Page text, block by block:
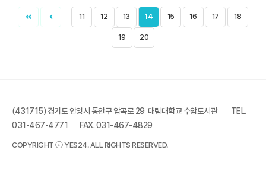
11 12 13 14 15 16 17 18
19 20
(431715) 경기도 안양시 동안구 암곡로 29 대림대학교 수암도서관
TEL.
031-467-4771
FAX. 031-467-4829
COPYRIGHT ⓒ YES24. ALL RIGHTS RESERVED.